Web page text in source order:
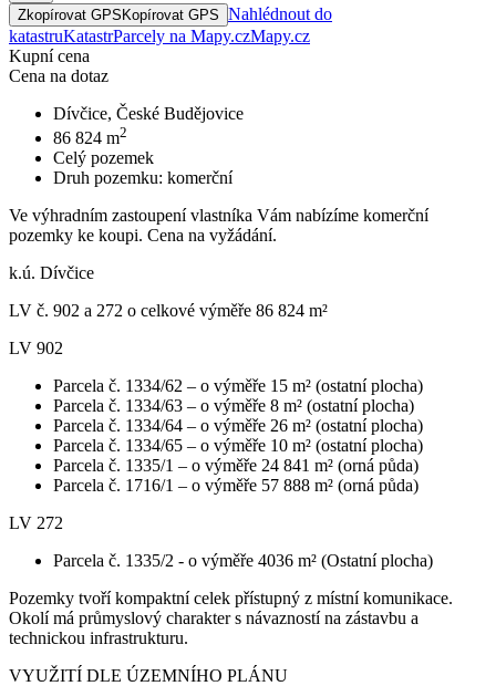
Zkopírovat GPSKopírovat GPS Nahlédnout do
katastruKatastrParcely na Mapy.czMapy.cz
Kupní cena
Cena na dotaz
Dívčice, České Budějovice
86 824 m2
Celý pozemek
Druh pozemku: komerční
Ve výhradním zastoupení vlastníka Vám nabízíme komerční
pozemky ke koupi. Cena na vyžádání.
k.ú. Dívčice
LV č. 902 a 272 o celkové výměře 86 824 m²
LV 902
Parcela č. 1334/62 – o výměře 15 m² (ostatní plocha)
Parcela č. 1334/63 – o výměře 8 m² (ostatní plocha)
Parcela č. 1334/64 – o výměře 26 m² (ostatní plocha)
Parcela č. 1334/65 – o výměře 10 m² (ostatní plocha)
Parcela č. 1335/1 – o výměře 24 841 m² (orná půda)
Parcela č. 1716/1 – o výměře 57 888 m² (orná půda)
LV 272
Parcela č. 1335/2 - o výměře 4036 m² (Ostatní plocha)
Pozemky tvoří kompaktní celek přístupný z místní komunikace.
Okolí má průmyslový charakter s návazností na zástavbu a
technickou infrastrukturu.
VYUŽITÍ DLE ÚZEMNÍHO PLÁNU